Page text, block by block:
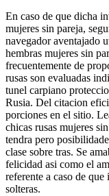
En caso de que dicha
mujeres sin pareja,
navegador aventajado
hembras mujeres sin
frecuentemente de
rusas son evaluadas
tunel carpiano
Rusia. Del citacion
porciones en el sitio.
chicas rusas mujeres
tendra pero
clase sobre tras. Se
felicidad asi­ como el
referente a caso de
solteras.